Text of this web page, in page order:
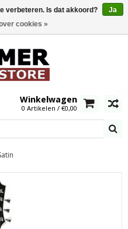
Winkelwagen
0 Artikelen / €0,00
verbeteren. Is dat akkoord?
Ja
cookies »